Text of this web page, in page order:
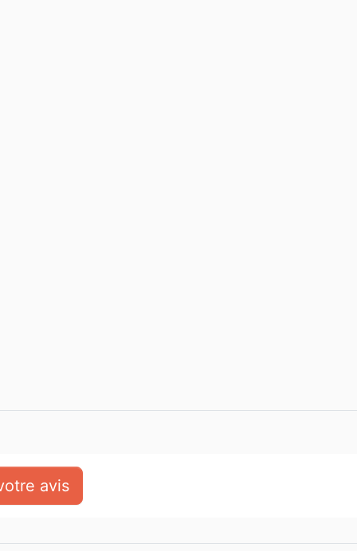
avis